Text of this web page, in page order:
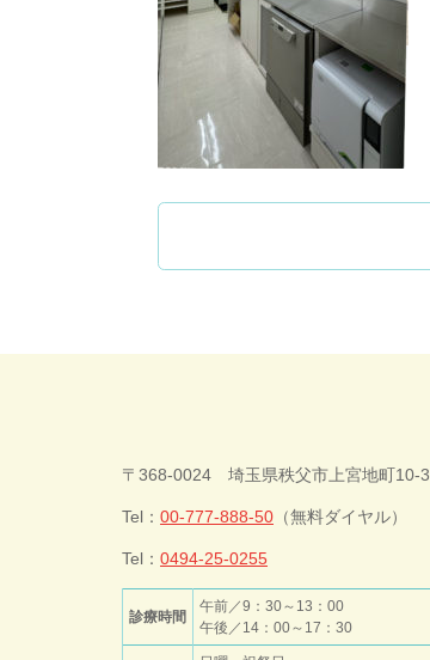
ン
先
頭
戻
の
る
今井歯科クリ
ニック
〒368-0024 埼玉県秩父市上宮地町10-3
Tel： 00-777-888-50 （無料ダイヤル）
Tel： 0494-25-0255
診療時間
午前／9：30～13：00
午後／14：00～17：30